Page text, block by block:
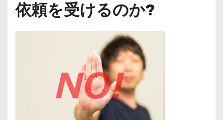
ストーカー規制法とは？ストーカーの定義ストーカー規制
法とは、正式な名前をストーカー行為等の規制等に関する
依頼を受けるのか?